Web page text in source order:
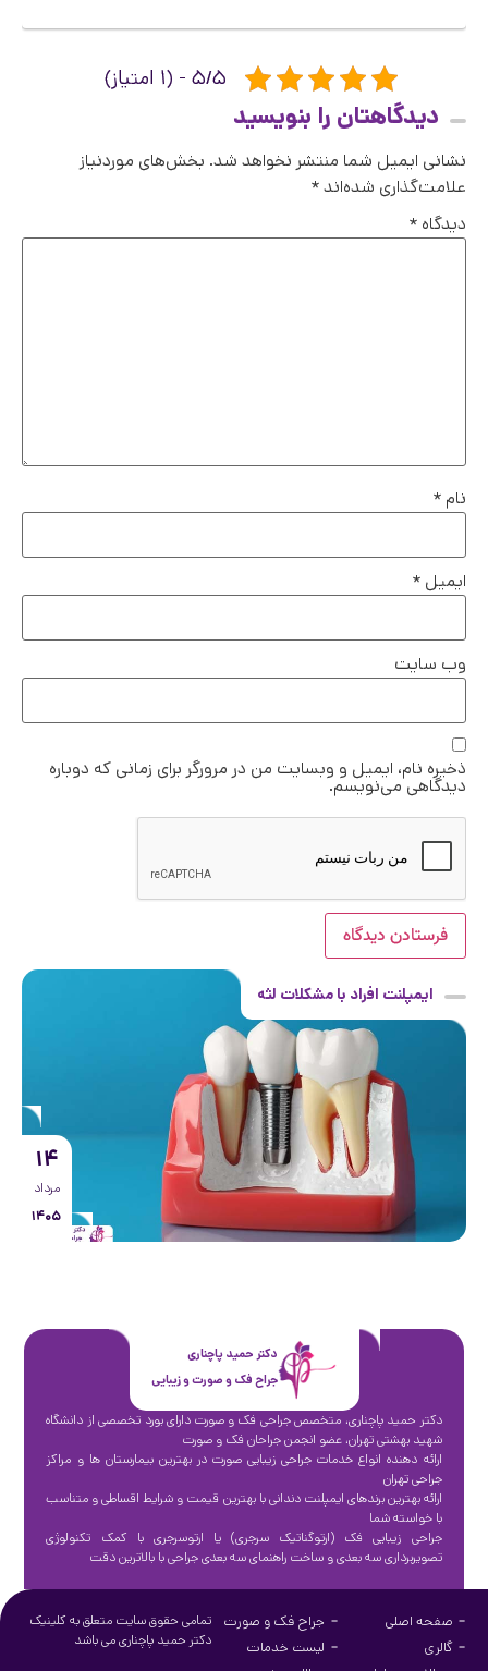
۵/۵ - (۱ امتیاز)
دیدگاهتان را بنویسید
نشانی ایمیل شما منتشر نخواهد شد. بخش‌های موردنیاز
علامت‌گذاری شده‌اند*
دیدگاه *
نام *
ایمیل *
وب‌ سایت
ذخیره نام، ایمیل و وبسایت من در مرورگر برای زمانی که دوباره
دیدگاهی می‌نویسم.
ایمپلنت افراد با مشکلات لثه
۱۴
مرداد
۱۴۰۵
صفحه اصلی
گالری
جراح فک و صورت
لیست خدمات
تمامی حقوق سایت متعلق به کلینیک
دکتر حمید پاچناری می باشد
دکتر حمید پاچناری
جراح فک و صورت و زیبایی
دکتر حمید پاچناری، متخصص جراحی فک و صورت دارای بورد تخصصی از دانشگاه
شهید بهشتی تهران، عضو انجمن جراحان فک و صورت
ارائه دهنده انواع خدمات جراحی زیبایی صورت در بهترین بیمارستان ها و مراکز
جراحی تهران
ارائه بهترین برندهای ایمپلنت دندانی با بهترین قیمت و شرایط اقساطی و متناسب
با خواسته شما
جراحی زیبایی فک (ارتوگناتیک سرجری) یا ارتوسرجری با کمک تکنولوژی
تصویربرداری سه بعدی و ساخت راهنمای سه بعدی جراحی با بالاترین دقت